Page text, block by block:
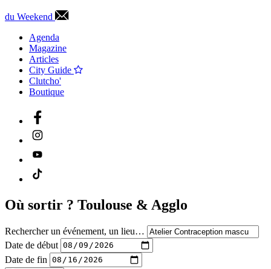
du Weekend
Agenda
Magazine
Articles
City Guide
Clutcho'
Boutique
Où sortir ? Toulouse & Agglo
Rechercher un événement, un lieu…
Date de début
Date de fin